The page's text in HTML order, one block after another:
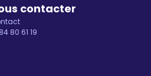
contacter
80 61 19